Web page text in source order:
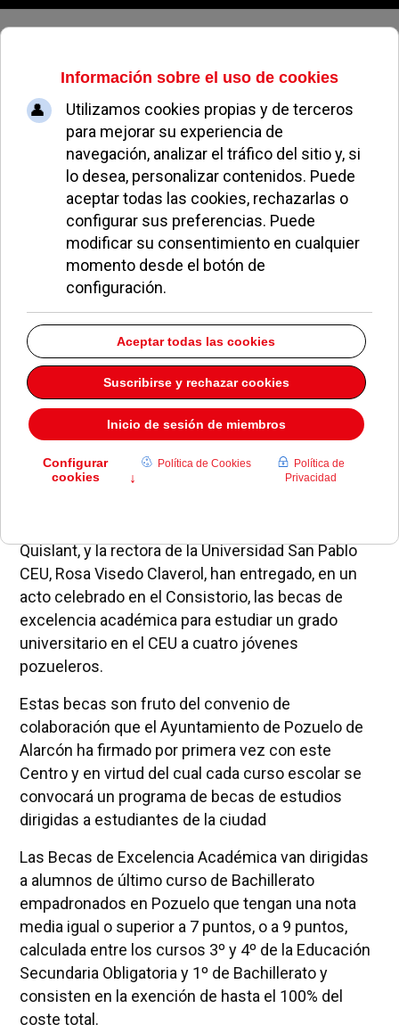
Sábado, 08 de agosto de 2026
Cuatro jóvenes de Pozuelo
estudiarán en el CEU gracias a las
becas de excelencia académica
MIGUEL MUÑOZ EDUCACIÓN 14 OCTUBRE 2022
Quislant, y la rectora de la Universidad San Pablo
CEU, Rosa Visedo Claverol, han entregado, en un
acto celebrado en el Consistorio, las becas de
excelencia académica para estudiar un grado
universitario en el CEU a cuatro jóvenes
pozueleros.
Estas becas son fruto del convenio de
colaboración que el Ayuntamiento de Pozuelo de
Alarcón ha firmado por primera vez con este
Centro y en virtud del cual cada curso escolar se
convocará un programa de becas de estudios
dirigidas a estudiantes de la ciudad
Las Becas de Excelencia Académica van dirigidas
a alumnos de último curso de Bachillerato
empadronados en Pozuelo que tengan una nota
media igual o superior a 7 puntos, o a 9 puntos,
calculada entre los cursos 3º y 4º de la Educación
Secundaria Obligatoria y 1º de Bachillerato y
consisten en la exención de hasta el 100% del
coste total.